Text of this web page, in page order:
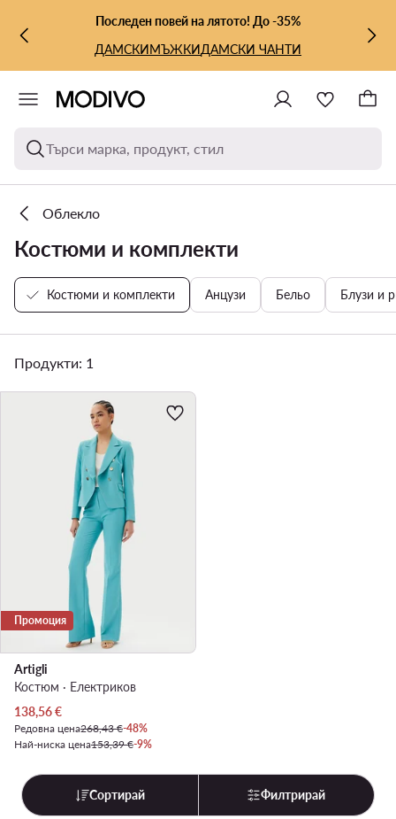
КЪМ ОСНОВНОТО СЪДЪРЖАНИЕ
КЪМ ТЪРСЕНЕПоследен повей на лятото! До -35%
ДАМСКИМЪЖКИДАМСКИ ЧАНТИ
Търси марка, продукт, стил
Облекло
Костюми и комплекти
Костюми и комплекти Анцузи Бельо Блузи и
Продукти: 1
Промоция
Artigli
Костюм · Електриков
Актуална цена
138,56€
Редовна цена268,43 €-48%
Най-ниска цена153,39 €-9%
Сортирай Филтрирай